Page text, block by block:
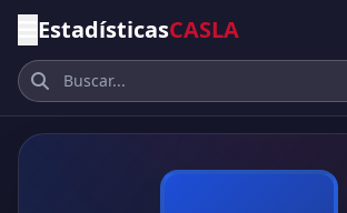
EstadísticasCASLA